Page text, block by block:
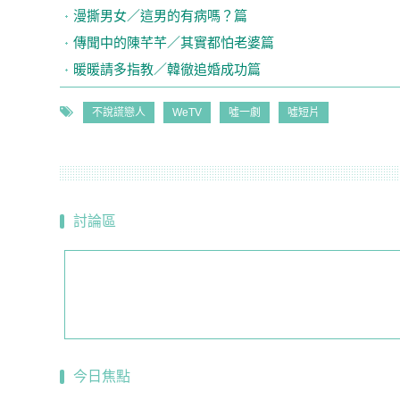
漫撕男女／這男的有病嗎？篇
傳聞中的陳芊芊／其實都怕老婆篇
暖暖請多指教／韓徹追婚成功篇
不說謊戀人 WeTV 噓一劇 噓短片
討論區
今日焦點